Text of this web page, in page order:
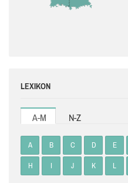
LEXIKON
A-M N-Z
A B C D E
H I J K L